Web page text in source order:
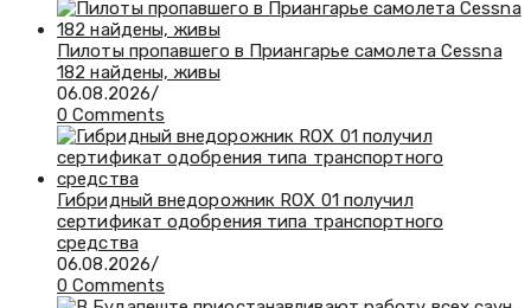
Пилоты пропавшего в Приангарье самолета Cessna
182 найдены, живы
06.08.2026/
0 Comments
Гибридный внедорожник ROX 01 получил
сертификат одобрения типа транспортного
средства
06.08.2026/
0 Comments